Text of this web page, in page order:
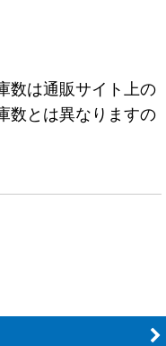
数は通販サイト上の
数とは異なりますの